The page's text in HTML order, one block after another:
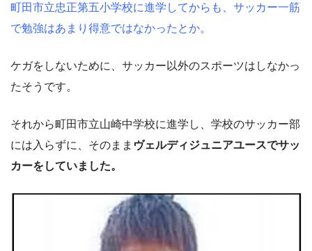
町田市立忠正第五小学校に進学してからも、サッカー一筋
で勉強はあまり得意ではなかったとか。
ケガをしないために、サッカー以外のスポーツはしなかっ
たそうです。
それから町田市立山崎中学校に進学し、学校のサッカー部
には入らずに、そのまま ヴェルディジュニアユースでサッ
カーをしていました。